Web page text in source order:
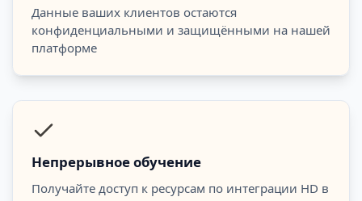
Данные ваших клиентов остаются
конфиденциальными и защищёнными на нашей
платформе
Непрерывное обучение
Получайте доступ к ресурсам по интеграции HD в